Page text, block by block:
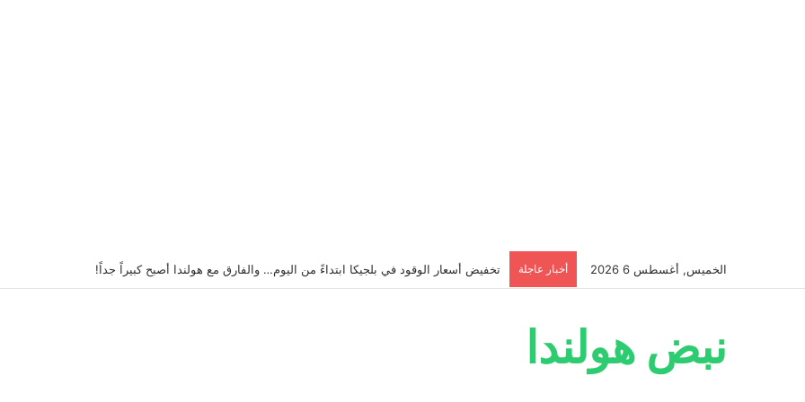
الخميس, أغسطس 6 2026 أخبار عاجلة تخفيض أسعار الوقود في بلجيكا ابتداءً من اليوم… والفارق مع هولندا أصبح كبيراً جداً!
نبض هولندا